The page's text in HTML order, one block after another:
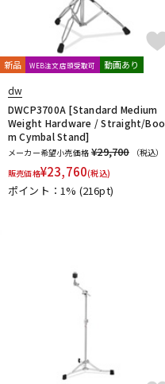
新品 WEB注文店頭受取可 動画あり
dw
DWCP3700A [Standard Medium
Weight Hardware / Straight/Boo
m Cymbal Stand]
メーカー希望小売価格 ¥29,700
（税込）
販売価格¥23,760(税込)
ポイント：1% (216pt)